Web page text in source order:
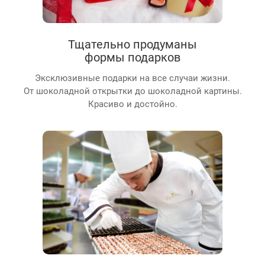
Тщательно продуманы
формы подарков
Эксклюзивные подарки на все случаи жизни.
От шоколадной открытки до шоколадной картины.
Красиво и достойно.